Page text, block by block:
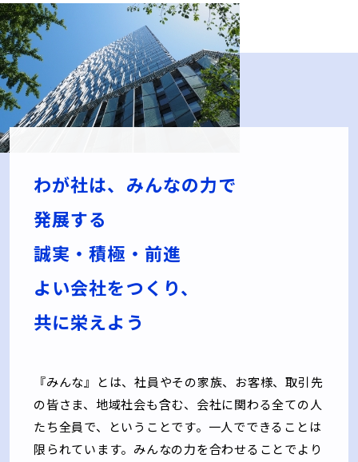
わが社は、みんなの⼒で
発展する
誠実‧積極‧前進
よい会社をつくり、
共に栄えよう
『みんな』とは、社員やその家族、お客様、取引先
の皆さま、地域社会も含む、会社に関わる全ての⼈
たち全員で、ということです。⼀⼈でできることは
限られています。みんなの⼒を合わせることでより